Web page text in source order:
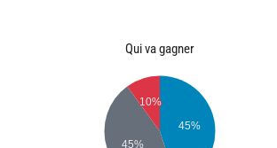
Qui va gagner